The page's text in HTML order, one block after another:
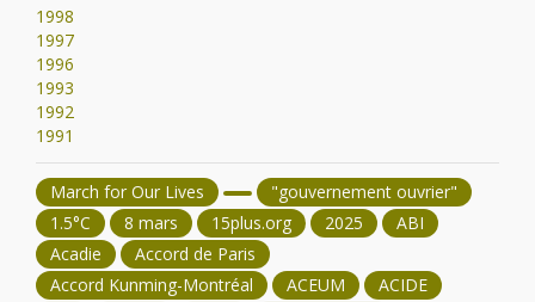
1998
1997
1996
1993
1992
1991
March for Our Lives
"gouvernement ouvrier"
1.5°C
8 mars 15plus.org 2025
ABI
Acadie
Accord de Paris
Accord Kunming-Montréal
ACEUM
ACIDE